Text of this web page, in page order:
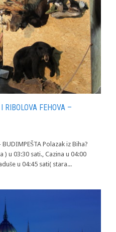
RIBOLOVA FEHOVA –
Polazak iz Biha?
) u 03:30 sati., Cazina u 04:00
u 04:45 sati( stara...